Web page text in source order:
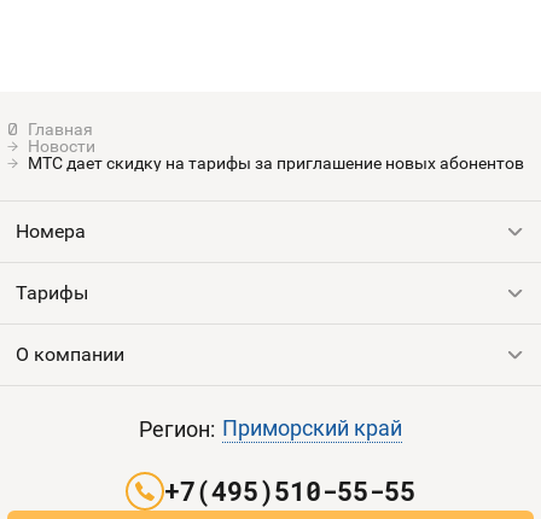
Новости
МТС дает скидку на тарифы за приглашение новых абонентов
Номера
Все номера
Тарифы
Выгодные тарифы
О компании
Оплата и доставка
Регион: Приморский край
+7(495)510-55-55